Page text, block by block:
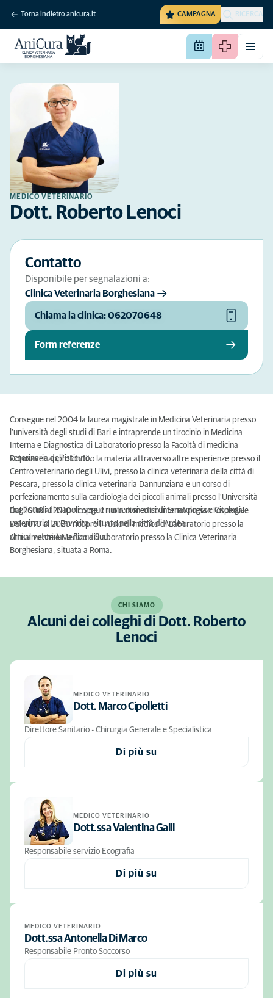
Torna indietro anicura.it CAMPAGNA RICERCA
MEDICO VETERINARIO
Dott. Roberto Lenoci
Contatto
Disponibile per segnalazioni a:
Clinica Veterinaria Borghesiana
Chiama la clinica: 062070648
Form referenze
Consegue nel 2004 la laurea magistrale in Medicina Veterinaria presso
l'università degli studi di Bari e intraprende un tirocinio in Medicina
Interna e Diagnostica di Laboratorio presso la Facoltà di medicina
veterinaria dell'istituto.
Dopo aver approfondito la materia attraverso altre esperienze presso il
Centro veterinario degli Ulivi, presso la clinica veterinaria della città di
Pescara, presso la clinica veterinaria Dannunziana e un corso di
perfezionamento sulla cardiologia dei piccoli animali presso l'Università
degli studi di Napoli, segue numerosi corsi di Ematologia e Citologia.
Dal 2008 al 2010 ricopre il ruolo di medico interno presso l'ospedale
veterinario La Favorita, situato nella città di Ardea.
Dal 2010 al 2020 ricopre il ruolo di medico di Laboratorio presso la
clinica veterinaria Roma Sud.
Attualmente è Medico di Laboratorio presso la Clinica Veterinaria
Borghesiana, situata a Roma.
CHI SIAMO
Alcuni dei colleghi di Dott. Roberto
Lenoci
MEDICO VETERINARIO
Dott. Marco Cipolletti
Direttore Sanitario - Chirurgia Generale e Specialistica
Di più su
MEDICO VETERINARIO
Dott.ssa Valentina Galli
Responsabile servizio Ecografia
Di più su
MEDICO VETERINARIO
Dott.ssa Antonella Di Marco
Responsabile Pronto Soccorso
Di più su